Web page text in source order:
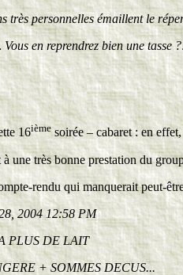
très personnelles émaillent le
en reprendrez bien une tasse
16ième soirée – cabaret : en
une très bonne prestation du
rendu qui manquerait peut-
2004 12:58 PM
PLUS DE LAIT
+ SOMMES DECUS...